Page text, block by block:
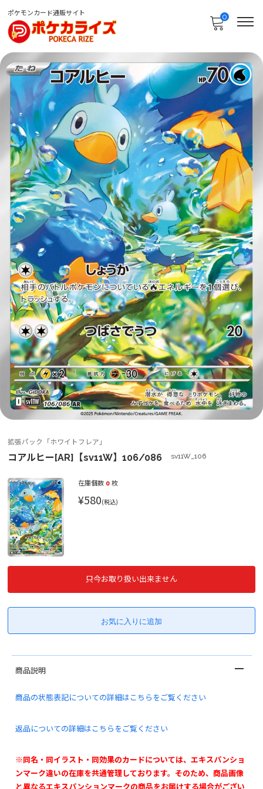
ポケモンカード通販サイト 0
拡張パック「ホワイトフレア」
コアルヒー[AR]【sv11W】106/086 sv11W_106
在庫個数 0 枚
¥580(税込)
只今お取り扱い出来ません
商品説明
商品の状態表記についての詳細はこちらをご覧ください
返品についての詳細はこちらをご覧ください
※同名・同イラスト・同効果のカードについては、エキスパンショ
ンマーク違いの在庫を共通管理しております。そのため、商品画像
と異なるエキスパンションマークの商品をお届けする場合がござい